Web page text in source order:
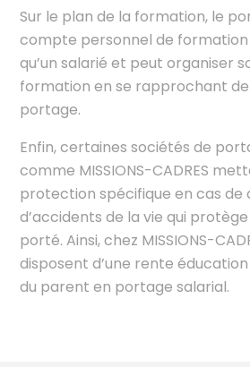
Sur le plan de la formation, le
compte personnel de
qu’un salarié et peut organiser
formation en se rapprochant
portage.
Enfin, certaines sociétés de
comme MISSIONS-CADRES
protection spécifique en cas de
d’accidents de la vie qui
porté. Ainsi, chez MISSIONS-
disposent d’une rente
du parent en portage salarial.